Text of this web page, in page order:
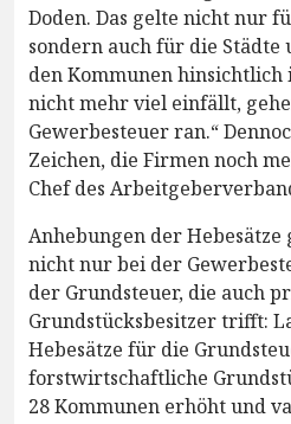
Doden. Das gelte nicht nur
sondern auch für die Städte
den Kommunen hinsichtlich
nicht mehr viel einfällt,
Gewerbesteuer ran.“
Zeichen, die Firmen noch
Chef des
Anhebungen der Hebesätze
nicht nur bei der
der Grundsteuer, die auch
Grundstücksbesitzer trifft:
Hebesätze für die
forstwirtschaftliche
28 Kommunen erhöht und